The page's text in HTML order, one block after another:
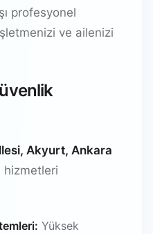
profesyonel
ve ailenizi
Akyurt, Ankara
hizmetleri
Yüksek